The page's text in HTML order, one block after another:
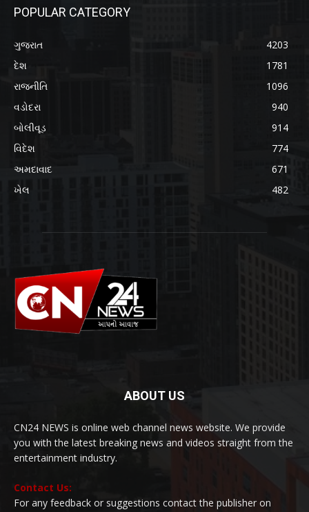
POPULAR CATEGORY
ગુજરાત
4203
દેશ
1781
રાજનીતિ
1096
વડોદરા
940
બોલીવૂડ
914
વિદેશ
774
અમદાવાદ
671
ખેલ
482
ABOUT US
CN24 NEWS is online web channel news website. We provide
you with the latest breaking news and videos straight from the
entertainment industry.
Contact Us:
For any feedback or suggestions contact the publisher on